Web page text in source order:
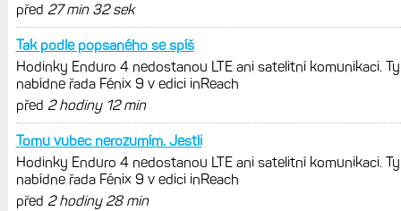
před 27 min 32 sek
Tak podle popsaného se spíš
Hodinky Enduro 4 nedostanou LTE ani satelitní komunikaci. Ty
nabídne řada Fénix 9 v edici inReach
před 2 hodiny 12 min
Tomu vubec nerozumím. Jestli
Hodinky Enduro 4 nedostanou LTE ani satelitní komunikaci. Ty
nabídne řada Fénix 9 v edici inReach
před 2 hodiny 28 min